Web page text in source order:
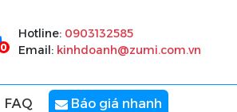
0
Hotline: 0903132585
Email: kinhdoanh@zumi.com.vn
FAQ Báo giá nhanh